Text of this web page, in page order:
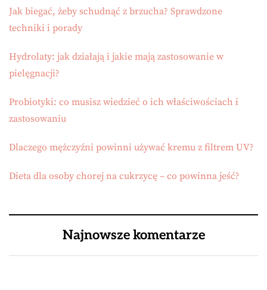
Jak biegać, żeby schudnąć z brzucha? Sprawdzone
techniki i porady
Hydrolaty: jak działają i jakie mają zastosowanie w
pielęgnacji?
Probiotyki: co musisz wiedzieć o ich właściwościach i
zastosowaniu
Dlaczego mężczyźni powinni używać kremu z filtrem UV?
Dieta dla osoby chorej na cukrzycę – co powinna jeść?
Najnowsze komentarze